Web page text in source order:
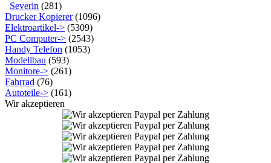
Severin (281)
Drucker Kopierer(1096)
Elektroartikel-> (5309)
PC Computer-> (2543)
Handy Telefon (1053)
Modellbau (593)
Monitore-> (261)
Fahrrad (76)
Autoteile-> (161)
Wir akzeptieren